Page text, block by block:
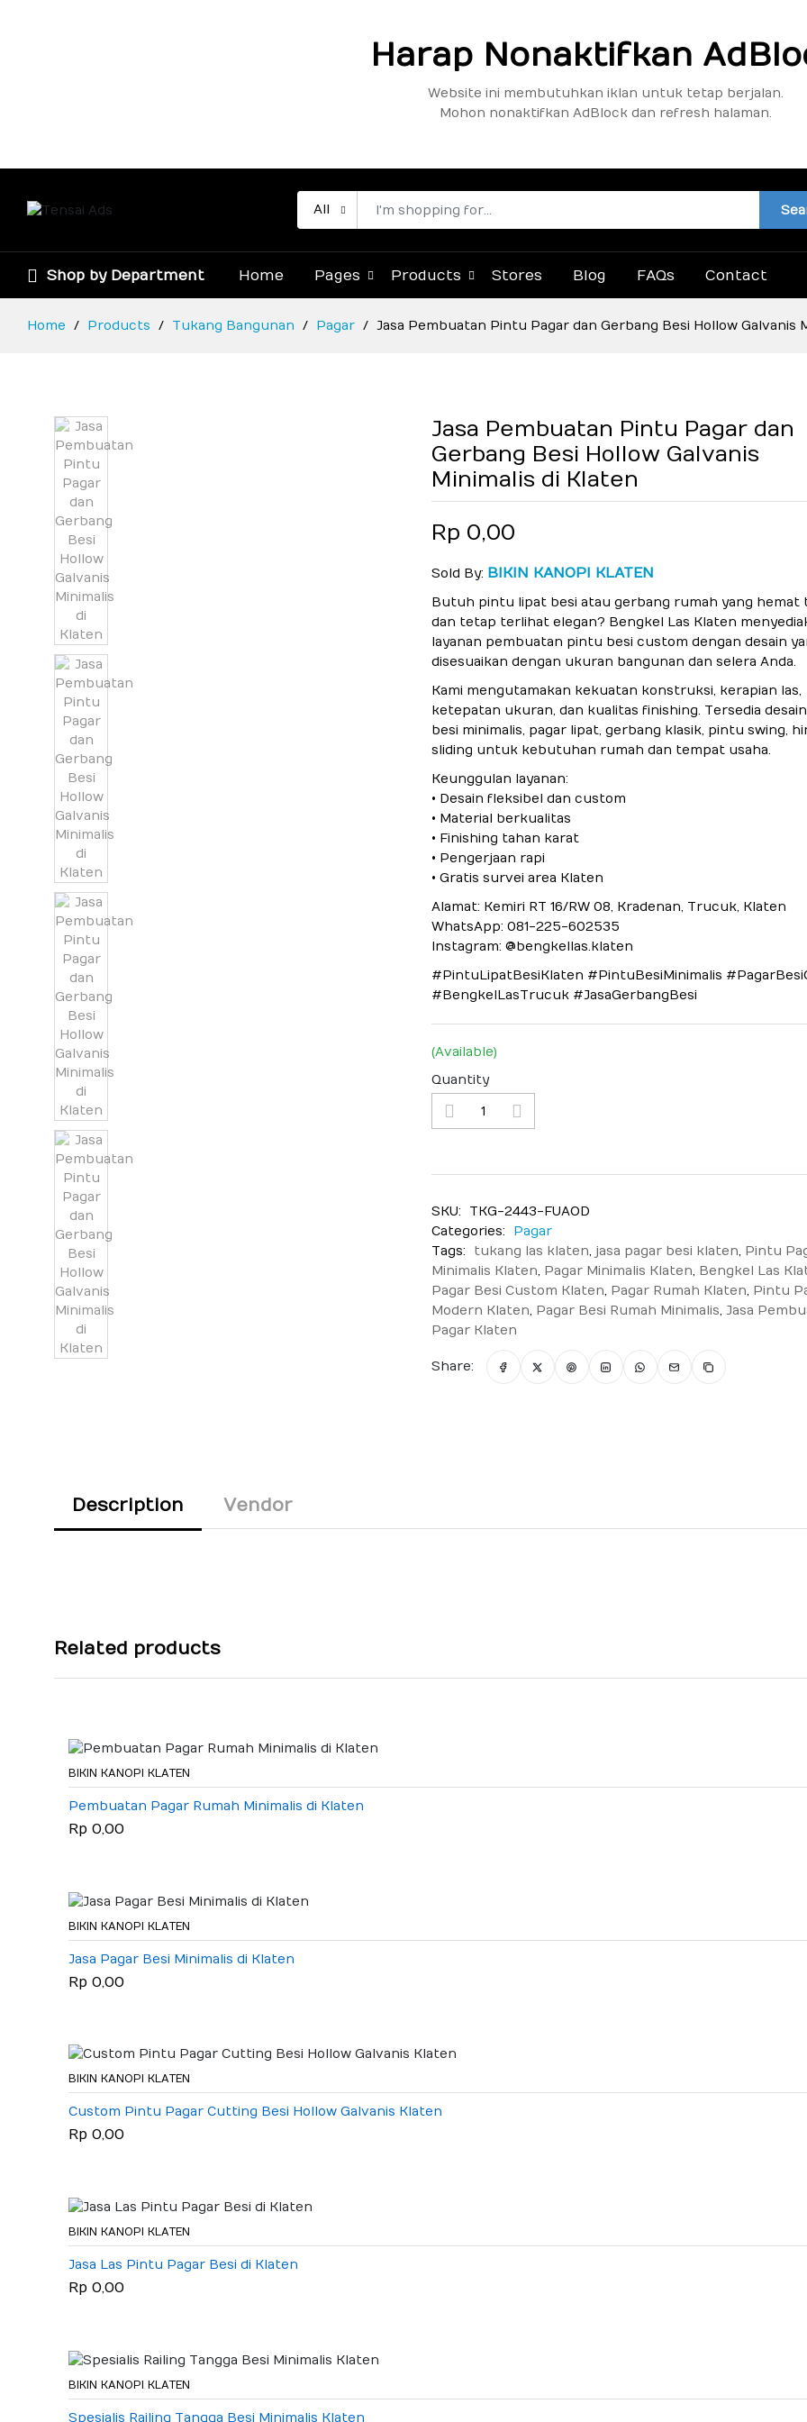
Harap Nonaktifkan
Website ini membutuhkan iklan untuk tetap berjalan.
Mohon nonaktifkan AdBlock dan refresh halaman.
All
Shop by Department Home Pages Products Stores Blog FAQs Contact
Home Products Tukang Bangunan Pagar Jasa Pembuatan Pintu Pagar dan Gerbang Besi Hollow Galvanis
Jasa Pembuatan Pintu Pagar dan
Gerbang Besi Hollow Galvanis
Minimalis di Klaten
Rp 0,00
Sold By: BIKIN KANOPI KLATEN
Butuh pintu lipat besi atau gerbang rumah yang hemat
dan tetap terlihat elegan? Bengkel Las Klaten
layanan pembuatan pintu besi custom dengan desain
disesuaikan dengan ukuran bangunan dan selera Anda.
Kami mengutamakan kekuatan konstruksi, kerapian las,
ketepatan ukuran, dan kualitas finishing. Tersedia
besi minimalis, pagar lipat, gerbang klasik, pintu swing,
sliding untuk kebutuhan rumah dan tempat usaha.
Keunggulan layanan:
• Desain fleksibel dan custom
• Material berkualitas
• Finishing tahan karat
• Pengerjaan rapi
• Gratis survei area Klaten
Alamat: Kemiri RT 16/RW 08, Kradenan, Trucuk, Klaten
WhatsApp: 081-225-602535
Instagram: @bengkellas.klaten
#PintuLipatBesiKlaten #PintuBesiMinimalis
#BengkelLasTrucuk #JasaGerbangBesi
(Available)
Quantity
SKU:
TKG-2443-FUAOD
Categories:
Pagar
Tags:
tukang las klaten, jasa pagar besi klaten, Pintu
Minimalis Klaten, Pagar Minimalis Klaten, Bengkel Las
Pagar Besi Custom Klaten, Pagar Rumah Klaten, Pintu
Modern Klaten, Pagar Besi Rumah Minimalis, Jasa
Pagar Klaten
Share:
Description Vendor
Related products
BIKIN KANOPI KLATEN
Pembuatan Pagar Rumah Minimalis di Klaten
Rp 0,00
BIKIN KANOPI KLATEN
Jasa Pagar Besi Minimalis di Klaten
Rp 0,00
BIKIN KANOPI KLATEN
Custom Pintu Pagar Cutting Besi Hollow Galvanis Klaten
Rp 0,00
BIKIN KANOPI KLATEN
Jasa Las Pintu Pagar Besi di Klaten
Rp 0,00
BIKIN KANOPI KLATEN
Spesialis Railing Tangga Besi Minimalis Klaten